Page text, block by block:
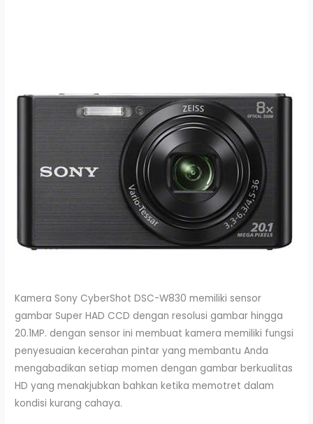
Kamera Sony CyberShot DSC-W830 memiliki sensor
gambar Super HAD CCD dengan resolusi gambar hingga
20.1MP. dengan sensor ini membuat kamera memiliki fungsi
penyesuaian kecerahan pintar yang membantu Anda
mengabadikan setiap momen dengan gambar berkualitas
HD yang menakjubkan bahkan ketika memotret dalam
kondisi kurang cahaya.